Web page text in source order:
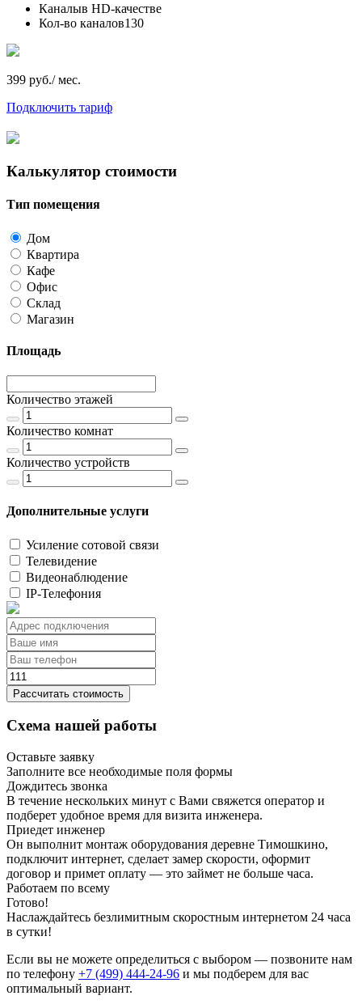
Каналыв HD-качестве
Кол-во каналов130
399 руб./ мес.
Подключить тариф
Калькулятор стоимости
Тип помещения
Дом
Квартира
Кафе
Офис
Склад
Магазин
Площадь
Количество этажей
Количество комнат
Количество устройств
Дополнительные услуги
Усиление сотовой связи
Телевидение
Видеонаблюдение
IP-Телефония
Рассчитать стоимость
Схема нашей работы
Оставьте заявку
Заполните все необходимые поля формы
Дождитесь звонка
В течение нескольких минут с Вами свяжется оператор и
подберет удобное время для визита инженера.
Приедет инженер
Он выполнит монтаж оборудования деревне Тимошкино,
подключит интернет, сделает замер скорости, оформит
договор и примет оплату — это займет не больше часа.
Работаем по всему
Готово!
Наслаждайтесь безлимитным скоростным интернетом 24 часа
в сутки!
Если вы не можете определиться с выбором — позвоните нам
по телефону +7 (499) 444-24-96 и мы подберем для вас
оптимальный вариант.